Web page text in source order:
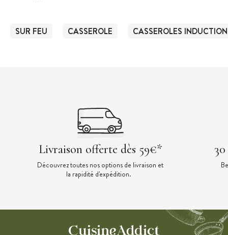
SUR FEU CASSEROLE CASSEROLES INDUCTION
Livraison offerte dès 59€*
Découvrez toutes nos options de livraison et
la rapidité d'expédition.